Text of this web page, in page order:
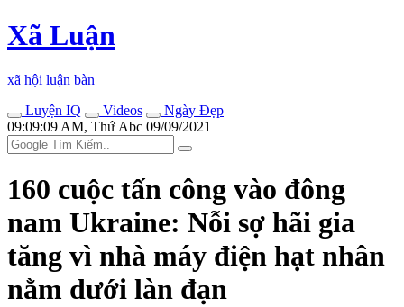
Xã Luận
xã hội luận bàn
Luyện IQ
Videos
Ngày Đẹp
09:09:09 AM, Thứ Abc 09/09/2021
160 cuộc tấn công vào đông
nam Ukraine: Nỗi sợ hãi gia
tăng vì nhà máy điện hạt nhân
nằm dưới làn đạn